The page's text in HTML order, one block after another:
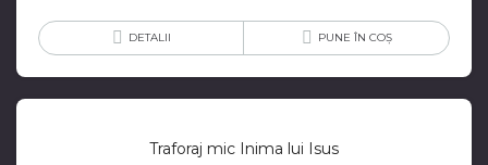
DETALII PUNE ÎN COȘ
Traforaj mic Inima lui Isus